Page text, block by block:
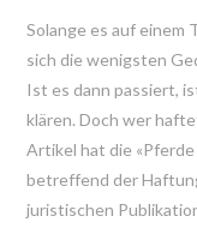
Solange es auf einem
sich die wenigsten
Ist es dann passiert,
klären. Doch wer
Artikel hat die
betreffend der
juristischen